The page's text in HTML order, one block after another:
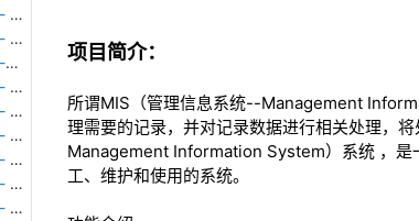
线联ERP - 用户操作手册 - 号码规则
线联ERP - 用户操作手册 - 功能菜单
线联ERP - 用户操作手册 -分配临时角色
线联ERP - 用户操作手册 - 组织架构
线联ERP - 用户操作手册 - 用户管理
线联ERP - 用户操作手册 - 角色/岗位管理
线联ERP - 用户操作手册 - 暂估入库明细表
线联ERP - 用户操作手册 - 物料收发明细表
线联ERP - 用户操作手册 - 即时库存余额表
项目简介：
所谓MIS（管理信息系统--Management
理需要的记录，并对记录数据进行相关处理，
Management Information System）系统 ，是
工、维护和使用的系统。